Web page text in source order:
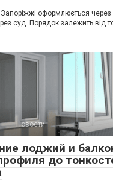
оформлюється через
суд. Порядок залежить від
Новости
лоджий и
до